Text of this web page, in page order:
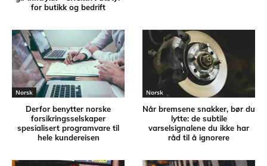
for butikk og bedrift
Norsk
Derfor benytter norske
forsikringsselskaper
spesialisert programvare til
hele kundereisen
Norsk
Når bremsene snakker, bør du
lytte: de subtile
varselsignalene du ikke har
råd til å ignorere